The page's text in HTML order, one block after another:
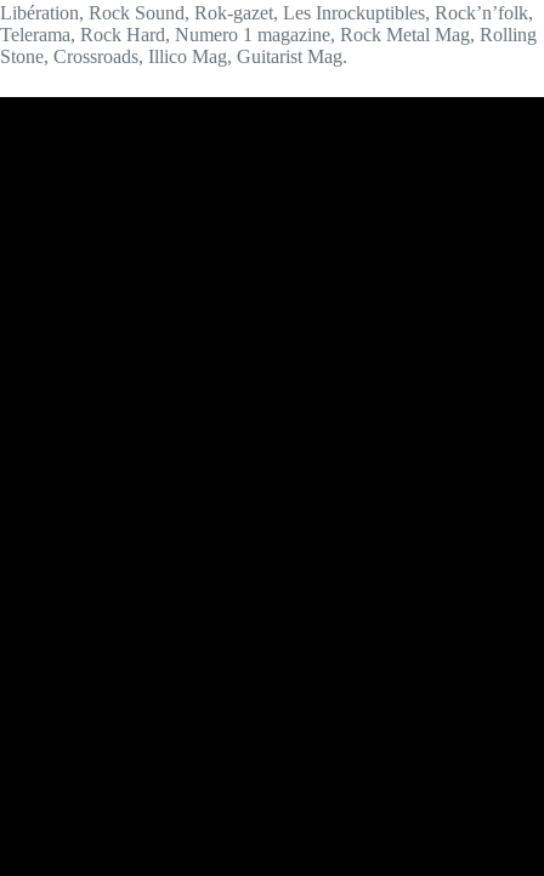
Libération, Rock Sound, Rok-gazet, Les Inrockuptibles, Rock’n’folk,
Telerama, Rock Hard, Numero 1 magazine, Rock Metal Mag, Rolling
Stone, Crossroads, Illico Mag, Guitarist Mag.